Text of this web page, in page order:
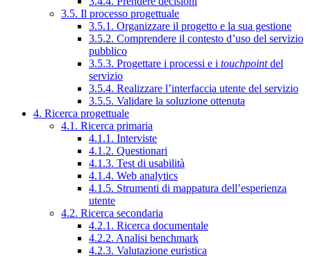
3.5. Il processo progettuale
3.5.1. Organizzare il progetto e la sua gestione
3.5.2. Comprendere il contesto d’uso del servizio
pubblico
3.5.3. Progettare i processi e i touchpointdel
servizio
3.5.4. Realizzare l’interfaccia utente del servizio
3.5.5. Validare la soluzione ottenuta
4. Ricerca progettuale
4.1. Ricerca primaria
4.1.1. Interviste
4.1.2. Questionari
4.1.3. Test di usabilità
4.1.4. Web analytics
4.1.5. Strumenti di mappatura dell’esperienza
utente
4.2. Ricerca secondaria
4.2.1. Ricerca documentale
4.2.2. Analisi benchmark
4.2.3. Valutazione euristica